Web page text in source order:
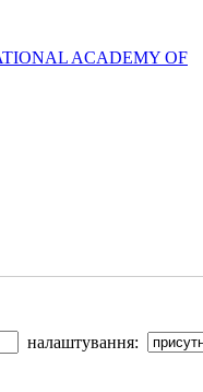
ACADEMY OF
налаштування: